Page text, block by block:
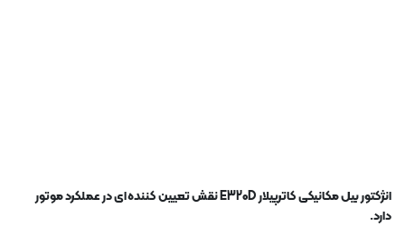
انژکتور بیل مکانیکی کاترپیلار E320D نقش تعیین کننده ای در عملکرد موتور
دارد.